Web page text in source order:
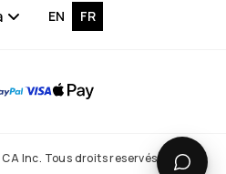
EN FR
Inc. Tous droits reservés